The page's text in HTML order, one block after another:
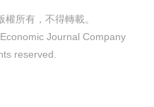
所有，不得轉載。
Journal Company
reserved.